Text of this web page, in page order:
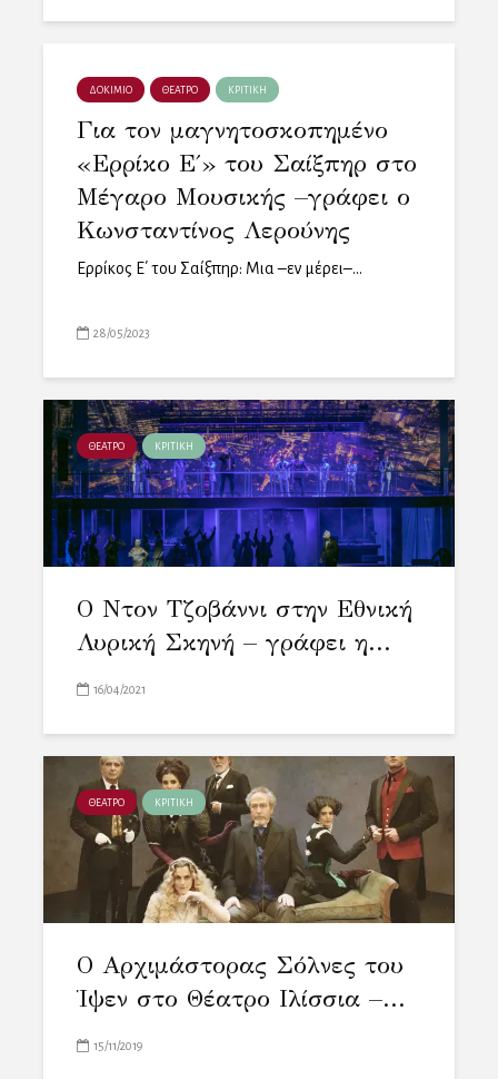
ΔΟΚΙΜΙΟ ΘΕΑΤΡΟ ΚΡΙΤΙΚΗ
Για τον μαγνητοσκοπημένο
«Ερρίκο Ε΄» του Σαίξπηρ στο
Μέγαρο Μουσικής –γράφει ο
Κωνσταντίνος Λερούνης
Ερρίκος Ε΄ του Σαίξπηρ: Μια –εν μέρει–...
28/05/2023
ΘΕΑΤΡΟ ΚΡΙΤΙΚΗ
Ο Ντον Τζοβάννι στην Εθνική
Λυρική Σκηνή – γράφει η...
16/04/2021
ΘΕΑΤΡΟ ΚΡΙΤΙΚΗ
Ο Αρχιμάστορας Σόλνες του
Ίψεν στο Θέατρο Ιλίσσια –...
15/11/2019